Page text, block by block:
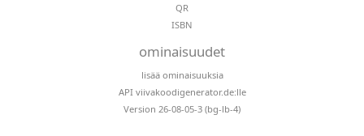
QR
ISBN
ominaisuudet
lisää ominaisuuksia
API viivakoodigenerator.de:lle
Version 26-08-05-3 (bg-lb-4)